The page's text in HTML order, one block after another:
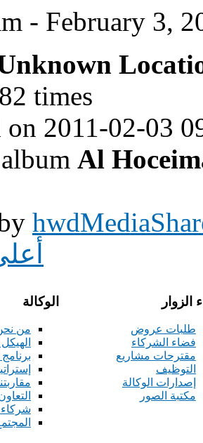
- February 3,
times
on 2011-02-03
Al
الوكالة
من
برنامج
الزوار
طلبات عروض
فضاء الشركاء
مقترحات مشاريع
التوظيف
إصدارات الوكالة
مكتبة الصور